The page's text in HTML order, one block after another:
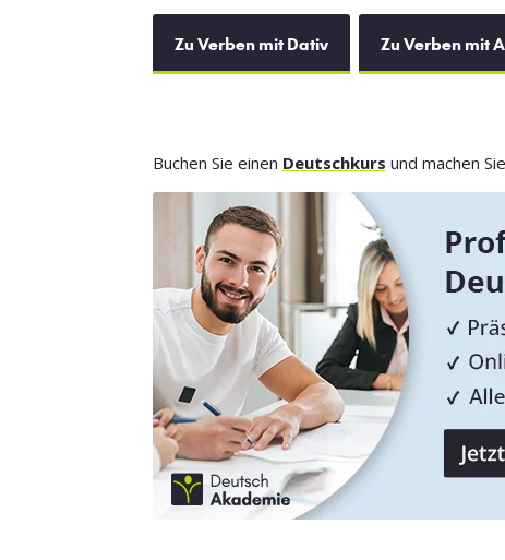
Zu Verben mit Dativ Zu Verben mit
Buchen Sie einen Deutschkurs und machen